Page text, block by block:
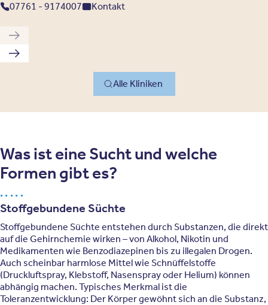
07761 - 9174007
Kontakt
Vorherige Klinik
Nächste Klinik
Alle Kliniken
Was ist eine Sucht und welche
Formen gibt es?
Stoffgebundene Süchte
Stoffgebundene Süchte entstehen durch Substanzen, die direkt
auf die Gehirnchemie wirken – von Alkohol, Nikotin und
Medikamenten wie Benzodiazepinen bis zu illegalen Drogen.
Auch scheinbar harmlose Mittel wie Schnüffelstoffe
(Druckluftspray, Klebstoff, Nasenspray oder Helium) können
abhängig machen. Typisches Merkmal ist die
Toleranzentwicklung: Der Körper gewöhnt sich an die Substanz,